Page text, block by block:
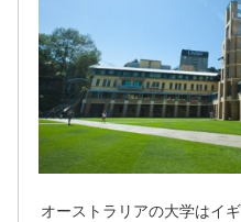
オーストラリアの大学はイ